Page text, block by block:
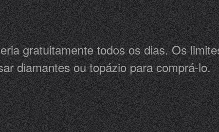
gratuitamente todos os dias. Os
diamantes ou topázio para comprá-lo.